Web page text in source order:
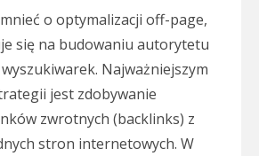
o optymalizacji off-page,
się na budowaniu autorytetu
Najważniejszym
jest zdobywanie
zwrotnych (backlinks) z
stron internetowych. W